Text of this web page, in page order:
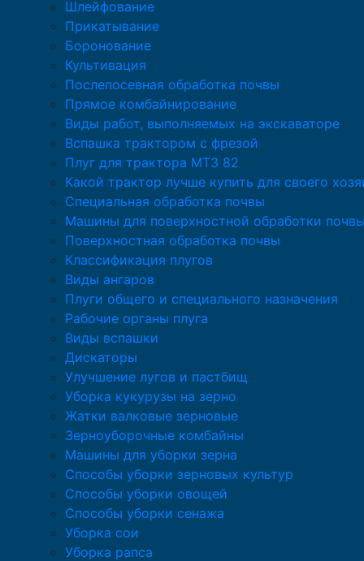
Шлейфование
Прикатывание
Боронование
Культивация
Послепосевная обработка почвы
Прямое комбайнирование
Виды работ, выполняемых на экскаваторе
Вспашка трактором с фрезой
Плуг для трактора МТЗ 82
Какой трактор лучше купить для своего
Специальная обработка почвы
Машины для поверхностной обработки
Поверхностная обработка почвы
Классификация плугов
Виды ангаров
Плуги общего и специального назначения
Рабочие органы плуга
Виды вспашки
Дискаторы
Улучшение лугов и пастбищ
Уборка кукурузы на зерно
Жатки валковые зерновые
Зерноуборочные комбайны
Машины для уборки зерна
Способы уборки зерновых культур
Способы уборки овощей
Способы уборки сенажа
Уборка сои
Уборка рапса